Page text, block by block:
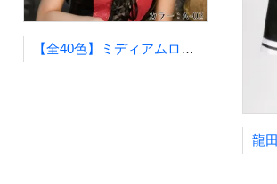
【全40色】ミディアムロング コスプレウィッグ ブライトララ